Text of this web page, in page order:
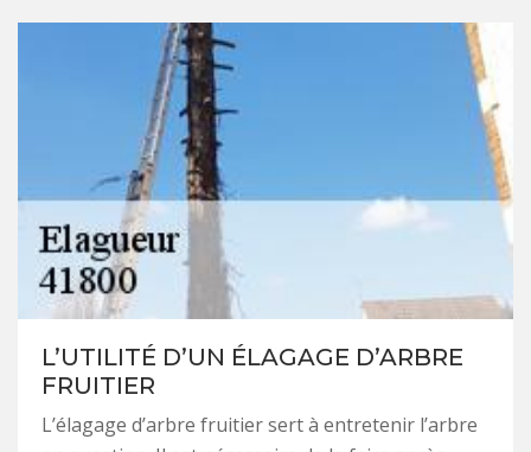
L’UTILITÉ D’UN ÉLAGAGE D’ARBRE
FRUITIER
L’élagage d’arbre fruitier sert à entretenir l’arbre